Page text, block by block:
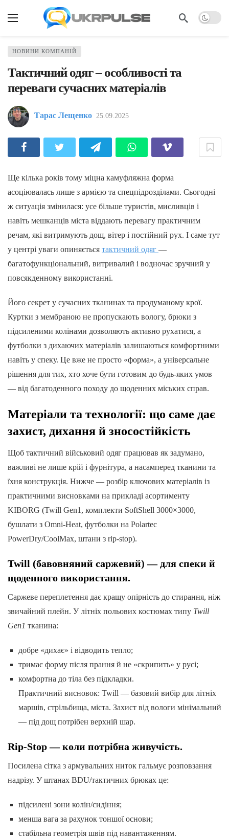
НОВИНИ КОМПАНІЙ
Тактичний одяг – особливості та
переваги сучасних матеріалів
Тарас Лещенко 25.09.2025
Ще кілька років тому міцна камуфляжна форма
асоціювалась лише з армією та спецпідрозділами. Сьогодні
ж ситуація змінилася: усе більше туристів, мисливців і
навіть мешканців міста віддають перевагу практичним
речам, які витримують дощ, вітер і постійний рух. І саме тут
у центрі уваги опиняється тактичний одяг —
багатофункціональний, витривалий і водночас зручний у
повсякденному використанні.
Його секрет у сучасних тканинах та продуманому крої.
Куртки з мембраною не пропускають вологу, брюки з
підсиленими колінами дозволяють активно рухатися, а
футболки з дихаючих матеріалів залишаються комфортними
навіть у спеку. Це вже не просто «форма», а універсальне
рішення для тих, хто хоче бути готовим до будь-яких умов
— від багатоденного походу до щоденних міських справ.
Матеріали та технології: що саме дає
захист, дихання й зносостійкість
Щоб тактичний військовий одяг працював як задумано,
важливі не лише крій і фурнітура, а насамперед тканини та
їхня конструкція. Нижче — розбір ключових матеріалів із
практичними висновками на прикладі асортименту
KIBORG (Twill Gen1, комплекти SoftShell 3000×3000,
бушлати з Omni-Heat, футболки на Polartec
PowerDry/CoolMax, штани з rip-stop).
Twill (бавовняний саржевий) — для спеки й
щоденного використання.
Саржеве переплетення дає кращу опірність до стирання, ніж
звичайний плейн. У літніх польових костюмах типу Twill
Gen1 тканина:
добре «дихає» і відводить тепло;
тримає форму після прання й не «скрипить» у русі;
комфортна до тіла без підкладки.
Практичний висновок: Twill — базовий вибір для літніх
маршів, стрільбища, міста. Захист від вологи мінімальний
— під дощ потрібен верхній шар.
Rip-Stop — коли потрібна живучість.
Посилена сітка з армувальних ниток гальмує розповзання
надрізу. У штанах BDU/тактичних брюках це:
підсилені зони колін/сидіння;
менша вага за рахунок тоншої основи;
стабільна геометрія швів під навантаженням.